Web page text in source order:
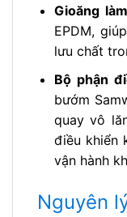
Gioăng
EPDM,
lưu chất
Bộ phận
bướm
quay vô
điều khiển
vận hành
Nguyên